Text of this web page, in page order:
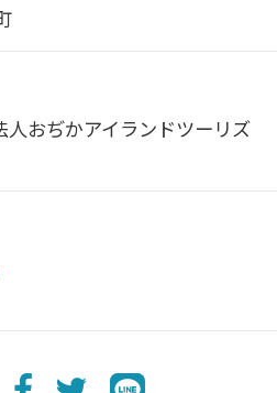
人おぢかアイランドツーリズ